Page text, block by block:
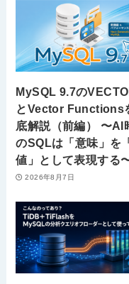
MySQL 9.7の
とVector Functions
底解説（前編） 〜AI
のSQLは「意味」を
値」として表現する
2026年8月7日